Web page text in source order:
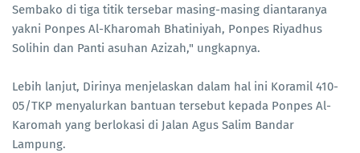
Sembako di tiga titik tersebar masing-masing diantaranya
yakni Ponpes Al-Kharomah Bhatiniyah, Ponpes Riyadhus
Solihin dan Panti asuhan Azizah," ungkapnya.
Lebih lanjut, Dirinya menjelaskan dalam hal ini Koramil 410-
05/TKP menyalurkan bantuan tersebut kepada Ponpes Al-
Karomah yang berlokasi di Jalan Agus Salim Bandar
Lampung.